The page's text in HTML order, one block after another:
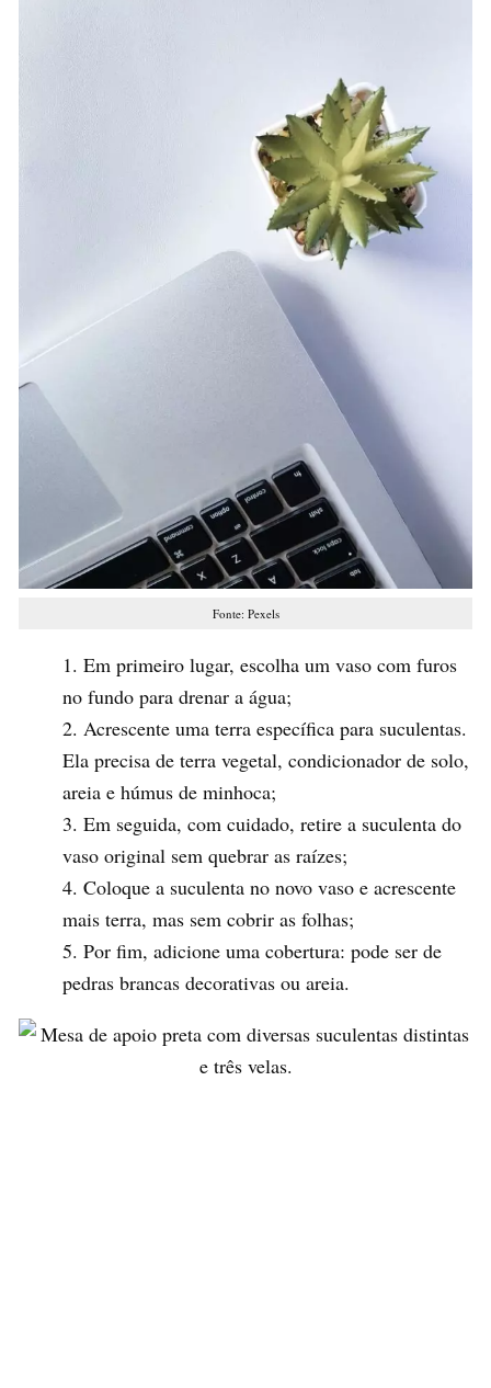
Fonte: Pexels
Em primeiro lugar, escolha um vaso com furos
no fundo para drenar a água;
Acrescente uma terra específica para suculentas.
Ela precisa de terra vegetal, condicionador de solo,
areia e húmus de minhoca;
Em seguida, com cuidado, retire a suculenta do
vaso original sem quebrar as raízes;
Coloque a suculenta no novo vaso e acrescente
mais terra, mas sem cobrir as folhas;
Por fim, adicione uma cobertura: pode ser de
pedras brancas decorativas ou areia.